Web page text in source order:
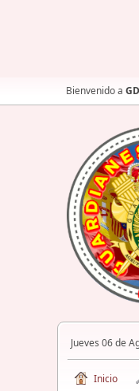
Bienvenido a
Jueves 06 de
Inicio